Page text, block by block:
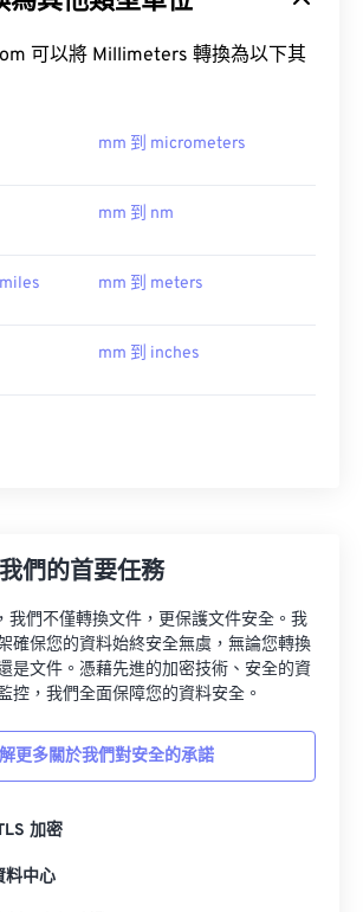
可以將 Millimeters 轉換為以下其
mm 到 micrometers
mm 到 nm
mm 到 meters
mm 到 inches
們的首要任務
我們不僅轉換文件，更保護文件安全。我
確保您的資料始終安全無虞，無論您轉換
是文件。憑藉先進的加密技術、安全的資
控，我們全面保障您的資料安全。
更多關於我們對安全的承諾
加密
料中心